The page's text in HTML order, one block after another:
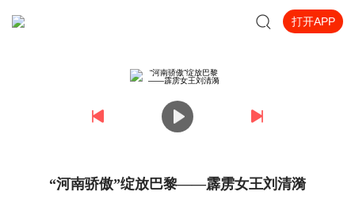
打开APP
“河南骄傲”绽放巴黎——霹雳女王刘清漪